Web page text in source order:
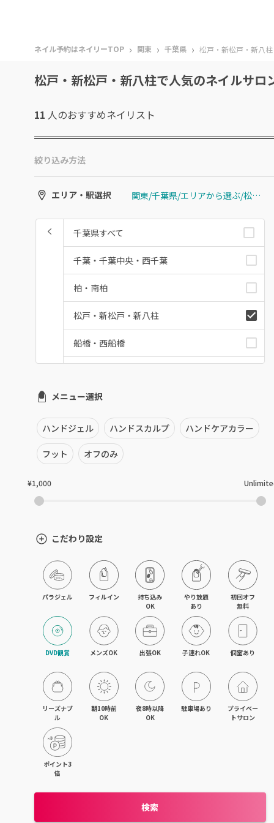
ネイル予約はネイリーTOP › 関東 › 千葉県 › 松戸・新松戸・新八柱
松戸・新松戸・新八柱で人気のネイルサロ
11 人のおすすめネイリスト
絞り込み方法
エリア・駅選択 関東/千葉県/エリアから選ぶ/松戸・新松戸・新八柱
千葉県すべて
千葉・千葉中央・西千葉
柏・南柏
松戸・新松戸・新八柱
船橋・西船橋
市川・本八幡・下総中山
津田沼・京成津田沼
北習志野・習志野
四街道・都賀
木更津・君津
八幡宿・五井・姉ヶ崎
成田・佐倉・ユーカリが丘
銚子・旭
茂原・東金・成東
稲毛・稲毛海岸
メニュー選択
ハンドジェル ハンドスカルプ ハンドケアカラー
フット オフのみ
¥1,000
こだわり設定
パラジェル フィルイン
持ち込み
OK
やり放題
あり
初回オフ
無料
DVD観賞 メンズOK 出張OK 子連れOK 個室あり
リーズナブ
ル
朝10時前
OK
夜8時以降
OK
駐車場あり
プライベー
トサロン
ポイント3
倍
検索